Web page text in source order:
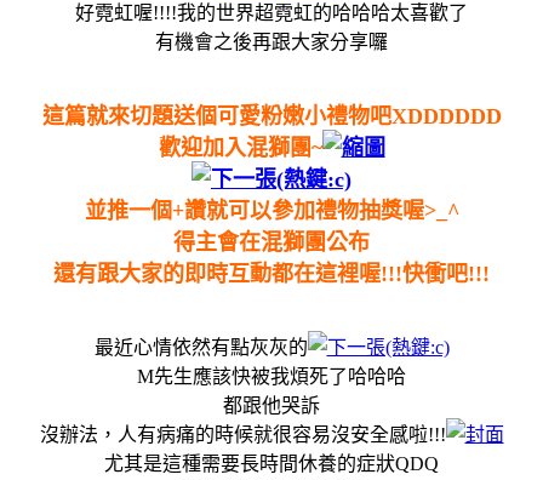
好霓虹喔!!!!我的世界超霓虹的哈哈哈太喜歡了
有機會之後再跟大家分享囉
這篇就來切題送個可愛粉嫩小禮物吧XDDDDDD
歡迎加入混獅團~
並推一個+讚就可以參加禮物抽獎喔>_^
得主會在混獅團公布
還有跟大家的即時互動都在這裡喔!!!快衝吧!!!
最近心情依然有點灰灰的
M先生應該快被我煩死了哈哈哈
都跟他哭訴
沒辦法，人有病痛的時候就很容易沒安全感啦!!!
尤其是這種需要長時間休養的症狀QDQ